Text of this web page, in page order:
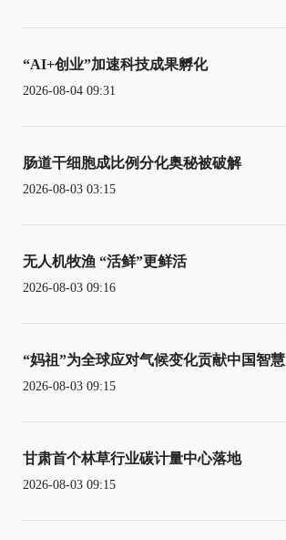
“AI+创业”加速科技成果孵化
2026-08-04 09:31
肠道干细胞成比例分化奥秘被破解
2026-08-03 03:15
无人机牧渔 “活鲜”更鲜活
2026-08-03 09:16
“妈祖”为全球应对气候变化贡献中国智慧
2026-08-03 09:15
甘肃首个林草行业碳计量中心落地
2026-08-03 09:15